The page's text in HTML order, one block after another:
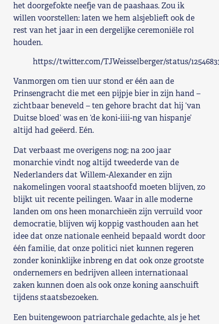
het doorgefokte neefje van de paashaas. Zou ik
willen voorstellen: laten we hem alsjeblieft ook de
rest van het jaar in een dergelijke ceremoniële rol
houden.
https://twitter.com/TJWeisselberger/status/
Vanmorgen om tien uur stond er één aan de
Prinsengracht die met een pijpje bier in zijn hand –
zichtbaar beneveld – ten gehore bracht dat hij ‘van
Duitse bloed’ was en ‘de koni-iiii-ng van hispanje’
altijd had geëerd. Eén.
Dat verbaast me overigens nog; na 200 jaar
monarchie vindt nog altijd tweederde van de
Nederlanders dat Willem-Alexander en zijn
nakomelingen vooral staatshoofd moeten blijven, zo
blijkt uit recente peilingen. Waar in alle moderne
landen om ons heen monarchieën zijn verruild voor
democratie, blijven wij koppig vasthouden aan het
idee dat onze nationale eenheid bepaald wordt door
één familie, dat onze politici niet kunnen regeren
zonder koninklijke inbreng en dat ook onze grootste
ondernemers en bedrijven alleen internationaal
zaken kunnen doen als ook onze koning aanschuift
tijdens staatsbezoeken.
Een buitengewoon patriarchale gedachte, als je het